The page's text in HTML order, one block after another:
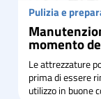
Pulizia e
momento
Le attrezzature
prima di essere
utilizzo in buone